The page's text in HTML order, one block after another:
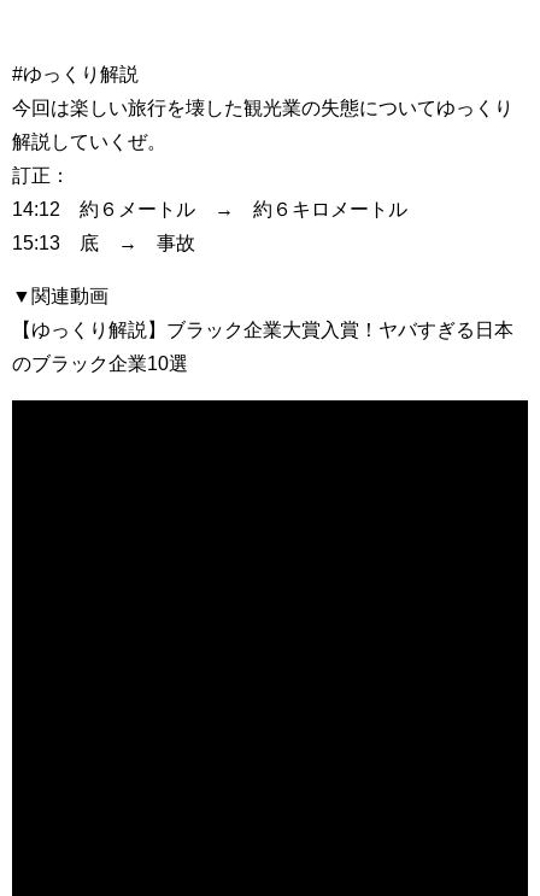
#ゆっくり解説
今回は楽しい旅行を壊した観光業の失態についてゆっくり
解説していくぜ。
訂正：
14:12 約６メートル → 約６キロメートル
15:13 底 → 事故
▼関連動画
【ゆっくり解説】ブラック企業大賞入賞！ヤバすぎる日本
のブラック企業10選